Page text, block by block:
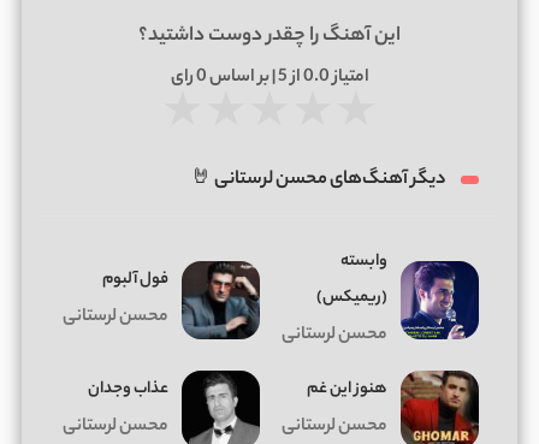
این آهنگ را چقدر دوست داشتید؟
امتیاز0.0از 5 | بر اساس 0رای
دیگر آهنگ‌های محسن لرستانی 🤘
وابسته
(ریمیکس)
محسن لرستانی
فول آلبوم
محسن لرستانی
ﻫﻨﻮز اﻳﻦ ﻏﻢ
محسن لرستانی
ﻋﺬاب وﺟﺪان
محسن لرستانی